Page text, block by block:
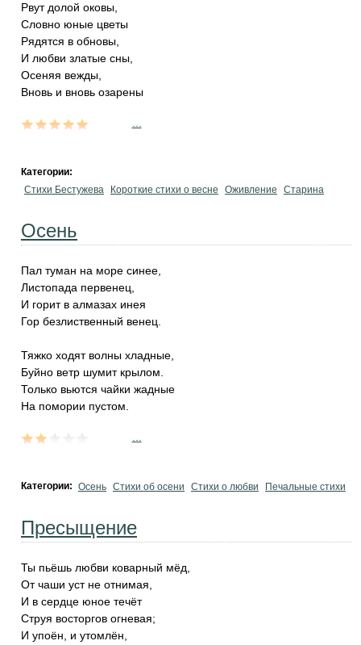
Рвут долой оковы,
Словно юные цветы
Рядятся в обновы,
И любви златые сны,
Осеняя вежды,
Вновь и вновь озарены
Категории:
Стихи Бестужева
Короткие стихи о весне Оживление Старина
Осень
Пал туман на море синее,
Листопада первенец,
И горит в алмазах инея
Гор безлиственный венец.
Тяжко ходят волны хладные,
Буйно ветр шумит крылом.
Только вьются чайки жадные
На помории пустом.
Категории: Осень Стихи об осени Стихи о любви Печальные стихи
Пресыщение
Ты пьёшь любви коварный мёд,
От чаши уст не отнимая,
И в сердце юное течёт
Струя восторгов огневая;
И упоён, и утомлён,